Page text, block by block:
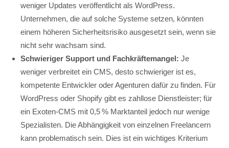
weniger Updates veröffentlicht als WordPress.
Unternehmen, die auf solche Systeme setzen, könnten
einem höheren Sicherheitsrisiko ausgesetzt sein, wenn sie
nicht sehr wachsam sind.
Schwieriger Support und Fachkräftemangel: Je
weniger verbreitet ein CMS, desto schwieriger ist es,
kompetente Entwickler oder Agenturen dafür zu finden. Für
WordPress oder Shopify gibt es zahllose Dienstleister; für
ein Exoten-CMS mit 0,5 % Marktanteil jedoch nur wenige
Spezialisten. Die Abhängigkeit von einzelnen Freelancern
kann problematisch sein. Dies ist ein wichtiges Kriterium